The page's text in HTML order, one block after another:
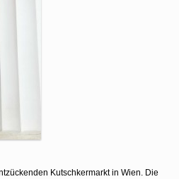
Kutschkermarkt in Wien. Die